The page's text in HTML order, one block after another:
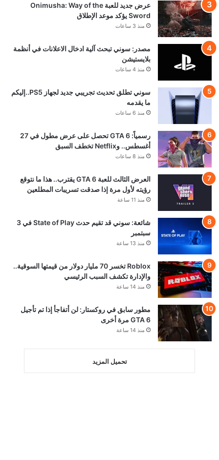
عرض جديد للعبة Onimusha: Way of the
Sword يؤكد موعد الإطلاق
منذ 3 ساعات
مصدر: سوني تبحث آلية ادخال الاعلانات في أنظمة
بلايستيشن
منذ 4 ساعات
سوني تطلق تحديث تجريبي جديد لجهاز PS5..إليكم
ما يقدمه
منذ 6 ساعات
رسمياً: GTA 6 تحصل على عرض مطول في 27
أغسطس.. وNetflix تخطف السبق
منذ 8 ساعات
العرض الثالث للعبة GTA 6 يقترب.. هذا ما نتوقع
رؤيته لأول مرة إذا صدقت تسريبات المطلعين
منذ 11 ساعة
شائعة: سوني قد تقيم حدث State of Play في 3
سبتمبر
منذ 13 ساعة
Roblox تخسر 70 مليار دولار من قيمتها السوقية..
والإدارة تكشف السبب الرئيسي
منذ 14 ساعة
مطور سابق في روكستار: لن أتفاجأ إذا تم تأجيل
GTA 6 مرة أخرى
منذ 14 ساعة
تحميل المزيد